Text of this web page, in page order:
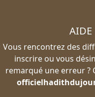
AIDE
Vous rencontrez des
inscrire ou vous
remarqué une erreur ?